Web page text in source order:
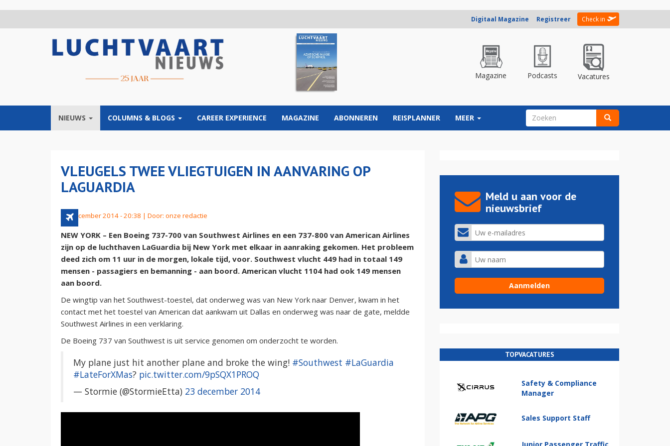
Digitaal Magazine Registreer Check in
Magazine Podcasts Vacatures
NIEUWS COLUMNS & BLOGS CAREER EXPERIENCE MAGAZINE ABONNEREN REISPLANNER MEER ZOEKVELD
VLEUGELS TWEE VLIEGTUIGEN IN AANVARING OP
LAGUARDIA
23 december 2014 - 20:38 | Door: onze redactie
NEW YORK – Een Boeing 737-700 van Southwest Airlines en een 737-800 van American Airlines
zijn op de luchthaven LaGuardia bij New York met elkaar in aanraking gekomen. Het probleem
deed zich om 11 uur in de morgen, lokale tijd, voor. Southwest vlucht 449 had in totaal 149
mensen - passagiers en bemanning - aan boord. American vlucht 1104 had ook 149 mensen
aan boord.
De wingtip van het Southwest-toestel, dat onderweg was van New York naar Denver, kwam in het
contact met het toestel van American dat aankwam uit Dallas en onderweg was naar de gate, meldde
Southwest Airlines in een verklaring.
De Boeing 737 van Southwest is uit service genomen om onderzocht te worden.
My plane just hit another plane and broke the wing! #Southwest #LaGuardia
#LateForXMas? pic.twitter.com/9pSQX1PROQ
— Stormie (@StormieEtta) 23 december 2014
Meld u aan voor de
nieuwsbrief
TOPVACATURES
Safety & Compliance
Manager
Sales Support Staff